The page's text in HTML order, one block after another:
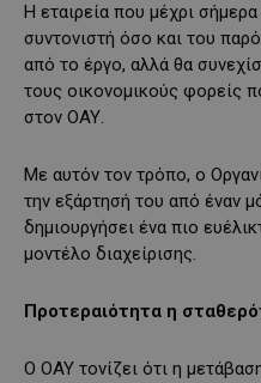
Η εταιρεία που μέχρι
συντονιστή όσο και του
από το έργο, αλλά θα
τους οικονομικούς φορείς
στον ΟΑΥ.
Με αυτόν τον τρόπο, ο
την εξάρτησή του από έναν
δημιουργήσει ένα πιο
μοντέλο διαχείρισης.
Προτεραιότητα η
Ο ΟΑΥ τονίζει ότι η